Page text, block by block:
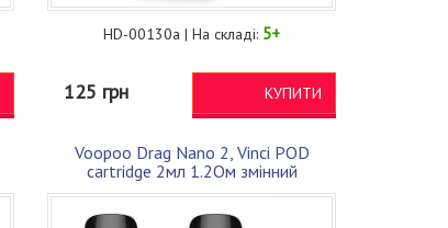
HD-00130a | На складі: 5+
125 грн КУПИТИ
Voopoo Drag Nano 2, Vinci POD
cartridge 2мл 1.2Ом змінний
картридж